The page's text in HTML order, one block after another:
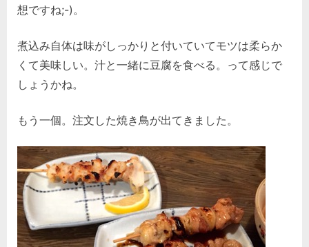
想ですね;-)。
煮込み自体は味がしっかりと付いていてモツは柔らか
くて美味しい。汁と一緒に豆腐を食べる。って感じで
しょうかね。
もう一個。注文した焼き鳥が出てきました。